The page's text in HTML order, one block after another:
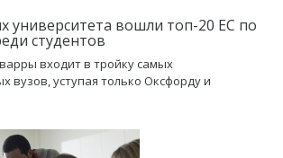
университета вошли топ-20 ЕС по
студентов
входит в тройку самых
вузов, уступая только Оксфорду и